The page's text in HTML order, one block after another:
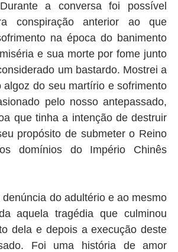
a conversa foi possível
conspiração anterior ao que
na época do banimento
e sua morte por fome junto
um bastardo. Mostrei a
algoz do seu martírio e sofrimento
pelo nosso antepassado,
que tinha a intenção de destruir
propósito de submeter o Reino
domínios do Império Chinês
do adultério e ao mesmo
aquela tragédia que culminou
dela e depois a execução deste
Foi uma história de amor